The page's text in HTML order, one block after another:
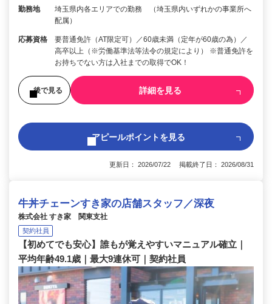
勤務地
埼玉県内各エリアでの勤務 （埼玉県内いずれかの事業所へ
配属）
応募資格
要普通免許（AT限定可）／60歳未満（定年が60歳の為）／
高卒以上（※労働基準法等法令の規定により） ※普通免許を
お持ちでない方は入社までの取得でOK！
後で見る 詳細を見る
アピールポイントを見る
更新日： 2026/07/22 掲載終了日： 2026/08/31
牛丼チェーンすき家の店舗スタッフ／深夜
株式会社 すき家 関東支社
契約社員
【初めてでも安心】誰もが覚えやすいマニュアル確立｜
平均年齢49.1歳｜最大9連休可｜契約社員